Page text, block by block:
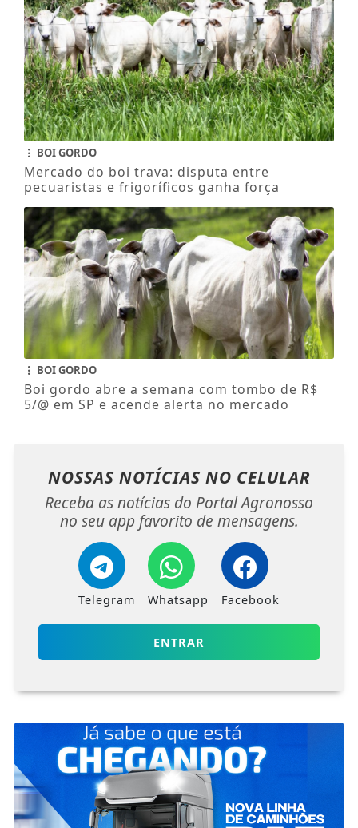
BOI GORDO
Mercado do boi trava: disputa entre
pecuaristas e frigoríficos ganha força
BOI GORDO
Boi gordo abre a semana com tombo de R$
5/@ em SP e acende alerta no mercado
NOSSAS NOTÍCIAS NO CELULAR
Receba as notícias do Portal Agronosso
no seu app favorito de mensagens.
Telegram Whatsapp Facebook